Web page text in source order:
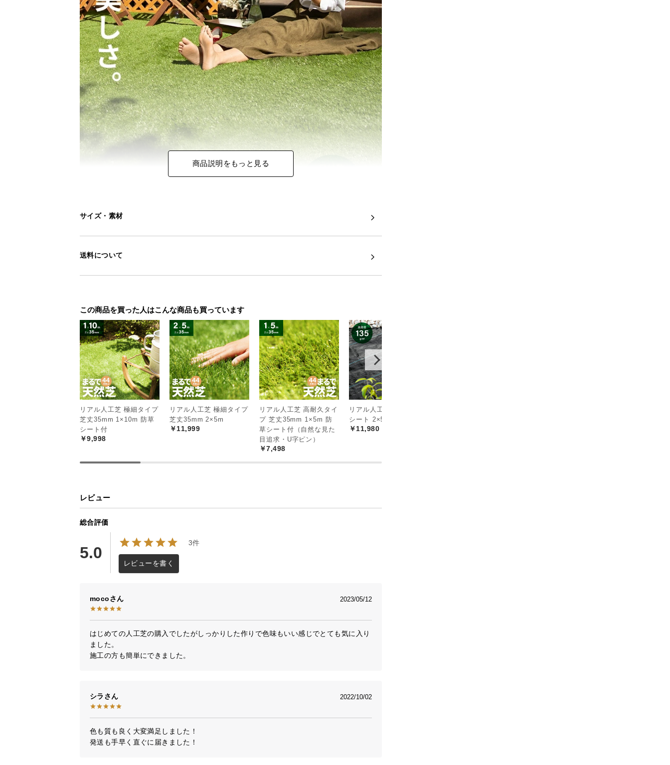
商品説明をもっと見る
サイズ・素材
送料について
この商品を買った人はこんな商品も買っています
リアル人工芝 極細タイプ
芝丈35mm 1×10m 防草
シート付
￥9,998
リアル人工芝 極細タイプ
芝丈35mm 2×5m
￥11,999
リアル人工芝 高耐久タイ
プ 芝丈35mm 1×5m 防
草シート付（自然な見た
目追求・U字ピン）
￥7,498
リアル人工芝 高密度防草
シート 2×50m
￥11,980
レビュー
総合評価
5.0
3件
レビューを書く
moco 2023/05/12
はじめての人工芝の購入でしたがしっかりした作りで色味もいい感じでとても気に入り
ました。
施工の方も簡単にできました。
シラ 2022/10/02
色も質も良く大変満足しました！
発送も手早く直ぐに届きました！